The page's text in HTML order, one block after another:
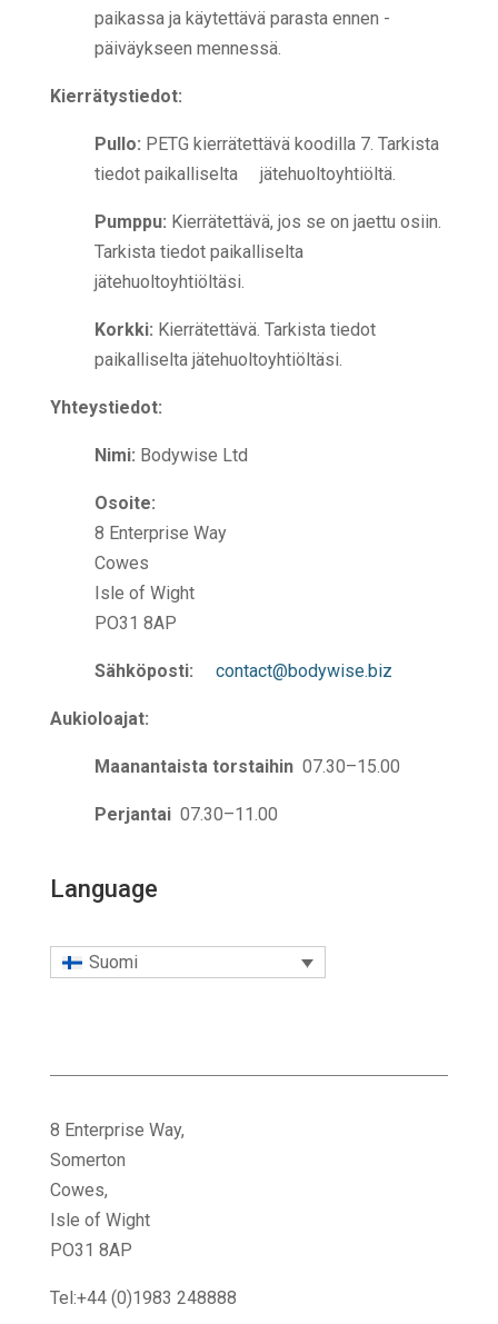
paikassa ja käytettävä parasta ennen -
päiväykseen mennessä.
Kierrätystiedot:
Pullo: PETG kierrätettävä koodilla 7. Tarkista
tiedot paikalliselta jätehuoltoyhtiöltä.
Pumppu: Kierrätettävä, jos se on jaettu osiin.
Tarkista tiedot paikalliselta
jätehuoltoyhtiöltäsi.
Korkki: Kierrätettävä. Tarkista tiedot
paikalliselta jätehuoltoyhtiöltäsi.
Yhteystiedot:
Nimi: Bodywise Ltd
Osoite:
8 Enterprise Way
Cowes
Isle of Wight
PO31 8AP
Sähköposti: contact@bodywise.biz
Aukioloajat:
Maanantaista torstaihin07.30–15.00
Perjantai07.30–11.00
Language
Suomi
8 Enterprise Way,
Somerton
Cowes,
Isle of Wight
PO31 8AP
Tel:+44 (0)1983 248888